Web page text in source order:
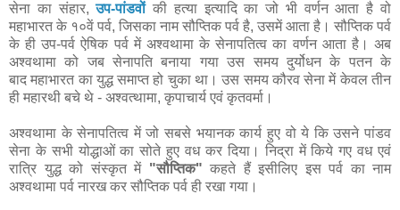
सेना का संहार,उप-पांडवोंकी हत्या इत्यादि का जो भी वर्णन आता है वो
महाभारत के १०वें पर्व, जिसका नाम सौप्तिक पर्व है, उसमें आता है। सौप्तिक पर्व
के ही उप-पर्व ऐषिक पर्व में अश्वथामा के सेनापतित्व का वर्णन आता है। अब
अश्वथामा को जब सेनापति बनाया गया उस समय दुर्योधन के पतन के
बाद महाभारत का युद्ध समाप्त हो चुका था। उस समय कौरव सेना में केवल तीन
ही महारथी बचे थे - अश्वत्थामा, कृपाचार्य एवं कृतवर्मा।
अश्वथामा के सेनापतित्व में जो सबसे भयानक कार्य हुए वो ये कि उसने पांडव
सेना के सभी योद्धाओं का सोते हुए वध कर दिया। निद्रा में किये गए वध एवं
रात्रि युद्ध को संस्कृत में "सौप्तिक" कहते हैं इसीलिए इस पर्व का नाम
अश्वथामा पर्व नारख कर सौप्तिक पर्व ही रखा गया।